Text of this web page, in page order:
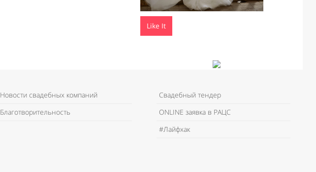
Like It
Новости свадебных компаний
Благотворительность
Свадебный тендер
ONLINE заявка в РАЦС
#Лайфхак